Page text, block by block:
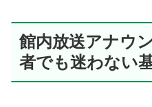
館内放送アナウ
者でも迷わない